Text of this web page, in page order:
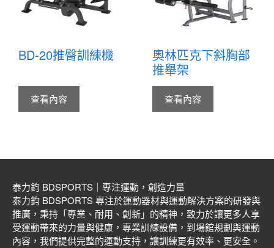
BD-20推臀訓練機
查看內容
奧林匹克下斜胸部
推舉架
查看內容
泰力鈞 BDSPORTS｜專注運動，創造力量
泰力鈞 BDSPORTS 專注於運動器材與運動解決方案的研發與
推廣，秉持「專業、耐用、創新」的精神，致力於讓更多人享
受運動帶來的力量與健康，專業訓練設備，到場館規劃與運動
內容，我們提供完整的運動支持，讓訓練更有效率、更安全。